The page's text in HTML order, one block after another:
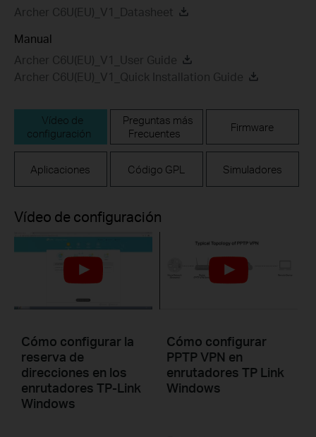
Archer C6U(EU)_V1_Datasheet
Manual
Archer C6U(EU)_V1_User Guide
Archer C6U(EU)_V1_Quick Installation Guide
Vídeo de
configuración
Preguntas más
Frecuentes
Firmware
Aplicaciones Código GPL Simuladores
Vídeo de configuración
Cómo configurar la
reserva de
direcciones en los
enrutadores TP-Link
Windows
Cómo configurar
PPTP VPN en
enrutadores TP Link
Windows